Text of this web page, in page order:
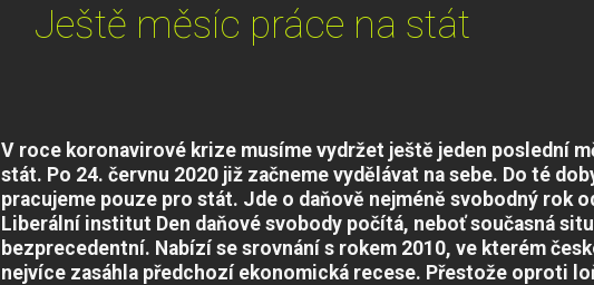
Ještě měsíc práce na stát
V roce koronavirové krize musíme vydržet ještě jeden poslední
stát. Po 24. červnu 2020 již začneme vydělávat na sebe. Do té
pracujeme pouze pro stát. Jde o daňově nejméně svobodný rok
Liberální institut Den daňové svobody počítá, neboť současná
bezprecedentní. Nabízí se srovnání s rokem 2010, ve kterém
nejvíce zasáhla předchozí ekonomická recese. Přestože oproti